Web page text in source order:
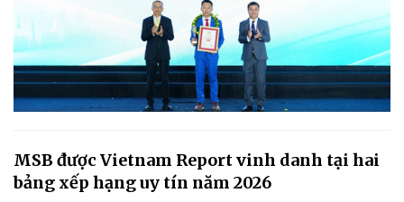
MSB được Vietnam Report vinh danh tại hai
bảng xếp hạng uy tín năm 2026